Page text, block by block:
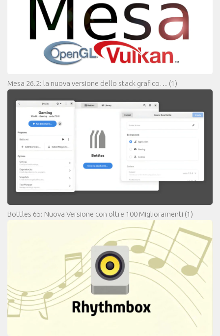
Mesa 26.2: la nuova versione dello stack grafico… (1)
Bottles 65: Nuova Versione con oltre 100 Miglioramenti (1)